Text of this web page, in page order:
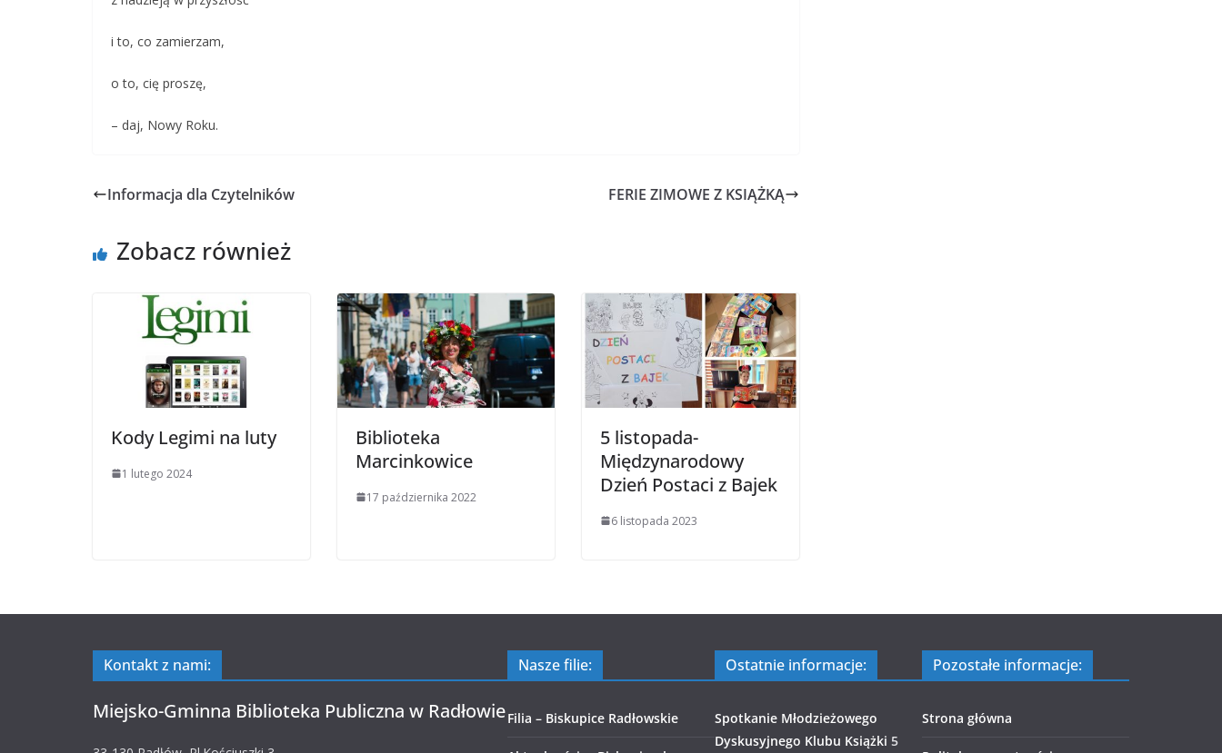
i to, co zamierzam,
o to, cię proszę,
– daj, Nowy Roku.
Informacja dla Czytelników FERIE ZIMOWE Z KSIĄŻKĄ
Zobacz również
Kody Legimi na luty
1 lutego 2024
Biblioteka
Marcinkowice
17 października 2022
5 listopada-
Międzynarodowy
Dzień Postaci z Bajek
6 listopada 2023
Kontakt z nami:
Miejsko-Gminna Biblioteka Publiczna w Radłowie
Nasze filie:
Filia – Biskupice Radłowskie
Ostatnie informacje:
Spotkanie Młodzieżowego
Dyskusyjnego Klubu Książki 5
Pozostałe informacje:
Strona główna